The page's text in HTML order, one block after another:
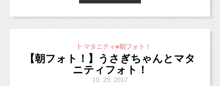
自分の子ども時代を振り返ってみると、
深く傷ついた記憶もないし
関係ないだろうと思っていたのですが。
早速、本日撮影した七五三のお写真をご紹介いたします！
七五三フォト、モノクロもとっても素敵ですよね♪
モノクロ写真、数枚お渡しさせていただきました。
┣ マタニティ■朝フォト！
【朝フォト！】うさぎちゃんとマタ
ニティフォト！
10. 29. 2017